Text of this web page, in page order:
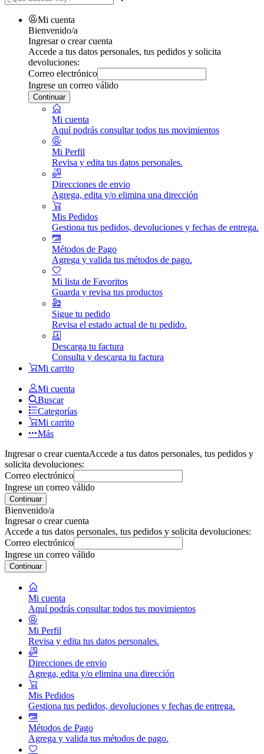
Mi cuenta
Bienvenido/a
Ingresar o crear cuenta
Accede a tus datos personales, tus pedidos y solicita
devoluciones:
Correo electrónico
Ingrese un correo válido
Continuar
Mi cuenta
Aquí podrás consultar todos tus movimientos
Mi Perfil
Revisa y edita tus datos personales.
Direcciones de envio
Agrega, edita y/o elimina una dirección
Mis Pedidos
Gestiona tus pedidos, devoluciones y fechas de entrega.
Métodos de Pago
Agrega y valida tus métodos de pago.
Mi lista de Favoritos
Guarda y revisa tus productos
Sigue tu pedido
Revisa el estado actual de tu pedido.
Descarga tu factura
Consulta y descarga tu factura
Mi carrito
Mi cuenta
Buscar
Categorías
Mi carrito
Más
Ingresar o crear cuentaAccede a tus datos personales, tus pedidos y
solicita devoluciones:
Correo electrónico
Ingrese un correo válido
Continuar
Bienvenido/a
Ingresar o crear cuenta
Accede a tus datos personales, tus pedidos y solicita devoluciones:
Correo electrónico
Ingrese un correo válido
Continuar
Mi cuenta
Aquí podrás consultar todos tus movimientos
Mi Perfil
Revisa y edita tus datos personales.
Direcciones de envio
Agrega, edita y/o elimina una dirección
Mis Pedidos
Gestiona tus pedidos, devoluciones y fechas de entrega.
Métodos de Pago
Agrega y valida tus métodos de pago.